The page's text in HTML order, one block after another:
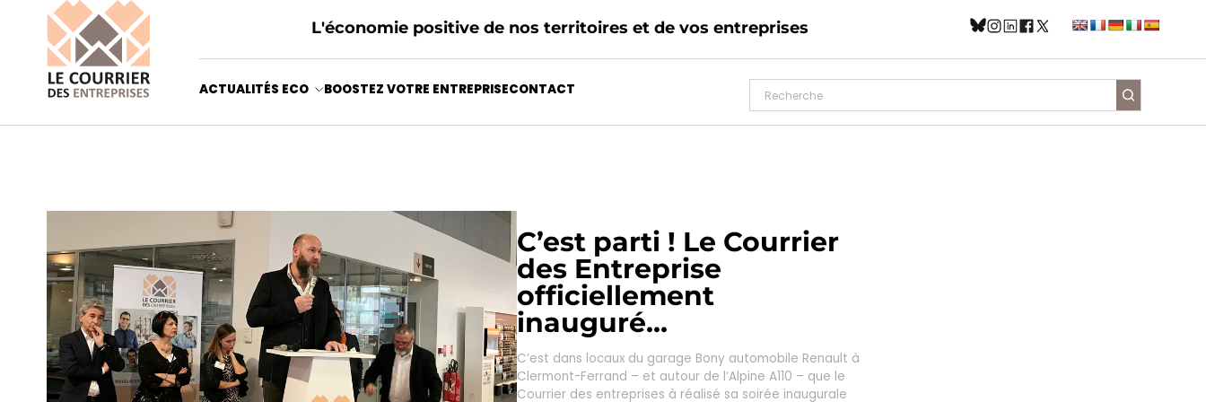
L'économie positive de nos territoires et de vos entreprises
ACTUALITÉS ECO BOOSTEZ VOTRE ENTREPRISECONTACT
C’est parti ! Le Courrier
des Entreprise
officiellement
inauguré…
C’est dans locaux du garage Bony automobile Renault à
Clermont-Ferrand – et autour de l’Alpine A110 – que le
Courrier des entreprises à réalisé sa soirée inaugurale